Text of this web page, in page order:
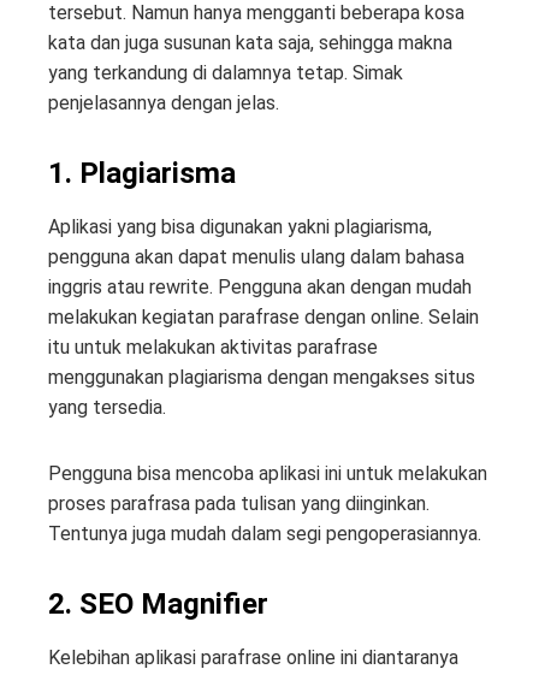
tersebut. Namun hanya mengganti beberapa kosa
kata dan juga susunan kata saja, sehingga makna
yang terkandung di dalamnya tetap. Simak
penjelasannya dengan jelas.
1. Plagiarisma
Aplikasi yang bisa digunakan yakni plagiarisma,
pengguna akan dapat menulis ulang dalam bahasa
inggris atau rewrite. Pengguna akan dengan mudah
melakukan kegiatan parafrase dengan online. Selain
itu untuk melakukan aktivitas parafrase
menggunakan plagiarisma dengan mengakses situs
yang tersedia.
Pengguna bisa mencoba aplikasi ini untuk melakukan
proses parafrasa pada tulisan yang diinginkan.
Tentunya juga mudah dalam segi pengoperasiannya.
2. SEO Magnifier
Kelebihan aplikasi parafrase online ini diantaranya